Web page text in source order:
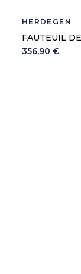
HERDEGEN
FAUTEUIL
356,90 €